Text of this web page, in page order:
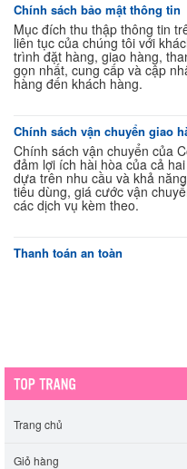
Chính sách bảo mật thông tin
Mục đích thu thập thông tin
liên tục của chúng tôi với
trình đặt hàng, giao hàng,
gọn nhất, cung cấp và cập
hàng đến khách hàng.
Chính sách vận chuyển giao
Chính sách vận chuyển của
đảm lợi ích hài hòa của cả
dựa trên nhu cầu và khả
tiêu dùng, giá cước vận
các dịch vụ kèm theo.
Thanh toán an toàn
Trang chủ
Giỏ hàng